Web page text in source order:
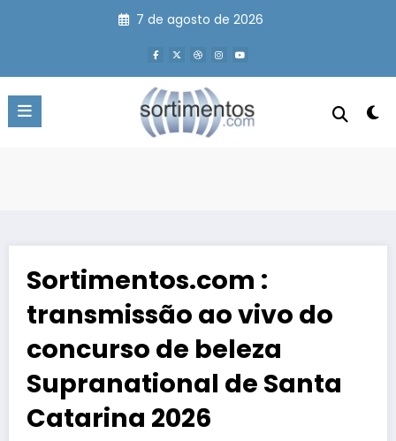
7 de agosto de 2026
Sortimentos.com :
transmissão ao vivo do
concurso de beleza
Supranational de Santa
Catarina 2026